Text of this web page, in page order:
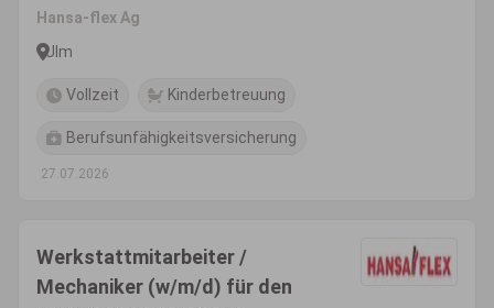
Innendienst
Hansa-flex Ag
Ulm
Vollzeit Kinderbetreuung
Berufsunfähigkeitsversicherung
27.07.2026
Werkstattmitarbeiter /
Mechaniker (w/m/d) für den